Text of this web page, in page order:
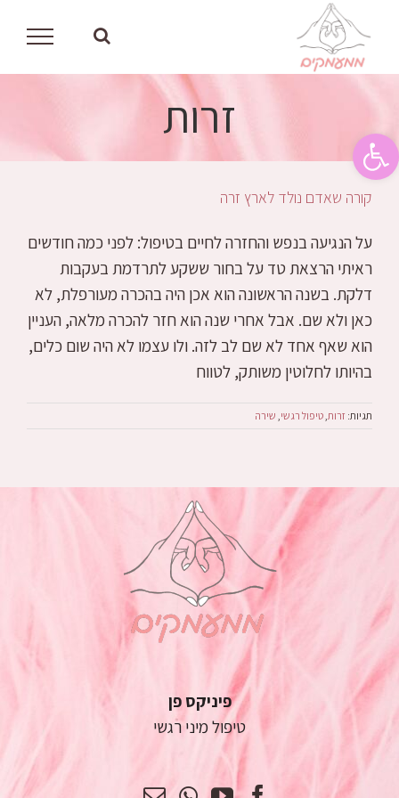
פתח סרגל נגישות
לתוכן
זרות
קורה שאדם נולד לארץ זרה
על הנגיעה בנפש והחזרה לחיים בטיפול: לפני כמה חודשים
ראיתי הרצאת טד על בחור ששקע לתרדמת בעקבות
דלקת. בשנה הראשונה הוא אכן היה בהכרה מעורפלת, לא
כאן ולא שם. אבל אחרי שנה הוא חזר להכרה מלאה, העניין
הוא שאף אחד לא שם לב לזה. ולו עצמו לא היה שום כלים,
בהיותו לחלוטין משותק, לטווח
תגיות: זרות,טיפול רגשי, שירה
פיניקס פן
טיפול מיני רגשי